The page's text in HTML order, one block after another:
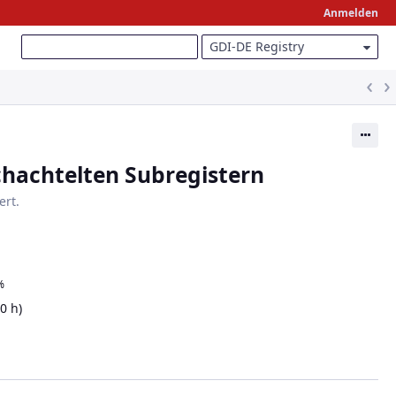
Anmelden
GDI-DE Registry
Subregistern
h)